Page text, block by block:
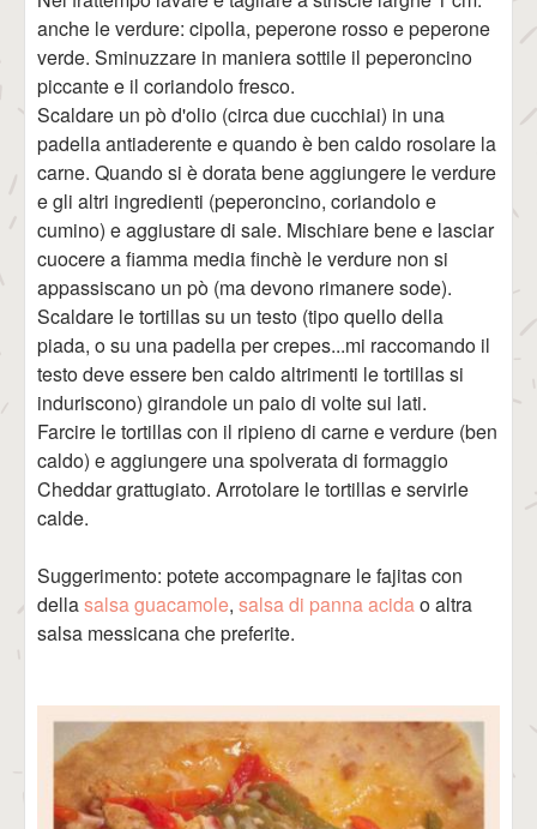
anche le verdure: cipolla, peperone rosso e peperone
verde. Sminuzzare in maniera sottile il peperoncino
piccante e il coriandolo fresco.
Scaldare un pò d'olio (circa due cucchiai) in una
padella antiaderente e quando è ben caldo rosolare la
carne. Quando si è dorata bene aggiungere le verdure
e gli altri ingredienti (peperoncino, coriandolo e
cumino) e aggiustare di sale. Mischiare bene e lasciar
cuocere a fiamma media finchè le verdure non si
appassiscano un pò (ma devono rimanere sode).
Scaldare le tortillas su un testo (tipo quello della
piada, o su una padella per crepes...mi raccomando il
testo deve essere ben caldo altrimenti le tortillas si
induriscono) girandole un paio di volte sui lati.
Farcire le tortillas con il ripieno di carne e verdure (ben
caldo) e aggiungere una spolverata di formaggio
Cheddar grattugiato. Arrotolare le tortillas e servirle
calde.
Suggerimento: potete accompagnare le fajitas con
dellasalsa guacamole, salsa di panna acidao altra
salsa messicana che preferite.